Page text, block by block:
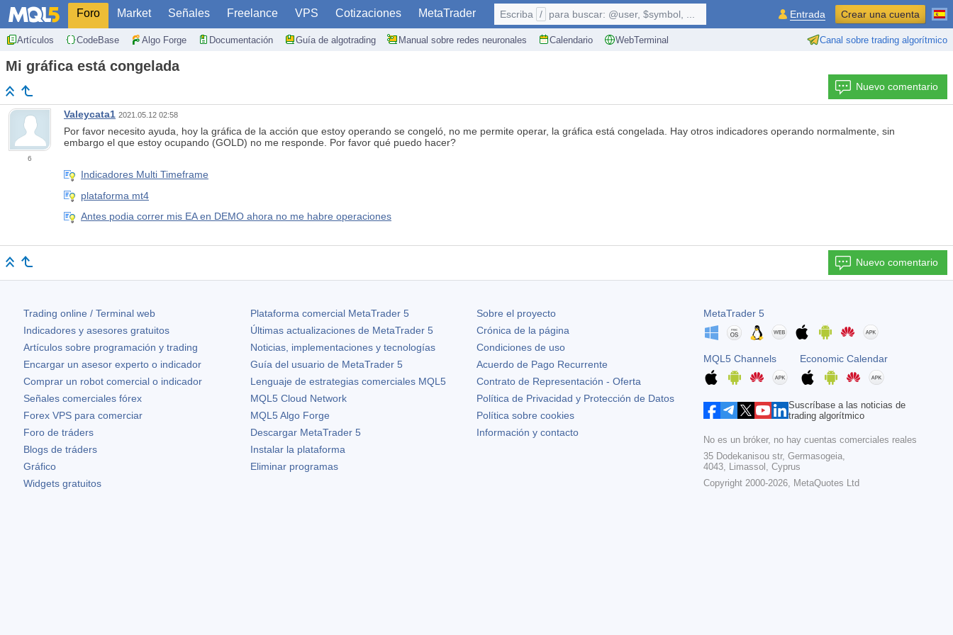
Foro Market Señales Freelance VPS Cotizaciones MetaTrader
Artículos CodeBase Algo Forge Documentación Guía de algotrading Manual sobre redes neuronales Calendario WebTerminal Canal sobre trading algorítmico
Escriba / para buscar: @user, $symbol, ... Entrada Crear una cuenta
Mi gráfica está congelada
Nuevo comentario
6
Valeycata1 2021.05.12 02:58
Por favor necesito ayuda, hoy la gráfica de la acción que estoy operando se congeló, no me permite operar, la gráfica está congelada. Hay otros indicadores operando normalmente, sin
embargo el que estoy ocupando (GOLD) no me responde. Por favor qué puedo hacer?
Indicadores Multi Timeframe
plataforma mt4
Antes podia correr mis EA en DEMO ahora no me habre operaciones
Nuevo comentario
Trading online / Terminal web
Indicadores y asesores gratuitos
Artículos sobre programación y trading
Encargar un asesor experto o indicador
Comprar un robot comercial o indicador
Señales comerciales fórex
Forex VPS para comerciar
Foro de tráders
Blogs de tráders
Gráfico
Widgets gratuitos
Plataforma comercial MetaTrader 5
Últimas actualizaciones de MetaTrader 5
Noticias, implementaciones y tecnologías
Guía del usuario de MetaTrader 5
Lenguaje de estrategias comerciales MQL5
MQL5 Cloud Network
MQL5 Algo Forge
Descargar MetaTrader 5
Instalar la plataforma
Eliminar programas
Sobre el proyecto
Crónica de la página
Condiciones de uso
Acuerdo de Pago Recurrente
Contrato de Representación - Oferta
Política de Privacidad y Protección de Datos
Política sobre cookies
Información y contacto
MetaTrader 5
MQL5 Channels Economic Calendar
Suscríbase a las noticias de
trading algorítmico
No es un bróker, no hay cuentas comerciales reales
35 Dodekanisou str, Germasogeia,
4043, Limassol, Cyprus
Copyright 2000-2026,
MetaQuotes Ltd